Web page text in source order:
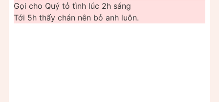
Gọi cho Quý tỏ tình lúc 2h sáng
Tới 5h thấy chán nên bỏ anh luôn.